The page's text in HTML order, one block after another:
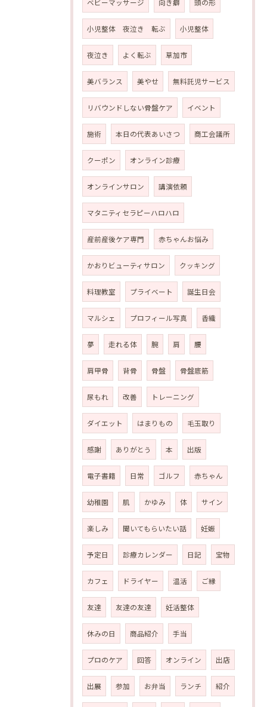
ベビーマッサージ 向き癖 頭の形
小児整体 夜泣き 転ぶ 小児整体
夜泣き よく転ぶ 草加市
美バランス 美やせ 無料託児サービス
リバウンドしない骨盤ケア イベント
施術 本日の代表あいさつ 商工会議所
クーポン オンライン診療
オンラインサロン 講演依頼
マタニティセラピーハロハロ
産前産後ケア専門 赤ちゃんお悩み
かおりビューティサロン クッキング
料理教室 プライベート 誕生日会
マルシェ プロフィール写真 香織
夢 走れる体 腕 肩 腰
肩甲骨 背骨 骨盤 骨盤底筋
尿もれ 改善 トレーニング
ダイエット はまりもの 毛玉取り
感謝 ありがとう 本 出版
電子書籍 日常 ゴルフ 赤ちゃん
幼稚園 肌 かゆみ 体 サイン
楽しみ 聞いてもらいたい話 妊娠
予定日 診療カレンダー 日記 宝物
カフェ ドライヤー 温活 ご縁
友達 友達の友達 妊活整体
休みの日 商品紹介 手当
プロのケア 回答 オンライン 出店
出展 参加 お弁当 ランチ 紹介